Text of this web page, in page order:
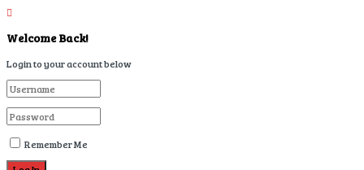
Welcome Back!
Login to your account below
Remember Me